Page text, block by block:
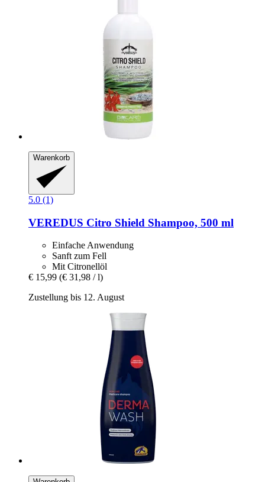
Warenkorb
5.0 (1)
VEREDUS Citro Shield Shampoo, 500 ml
Einfache Anwendung
Sanft zum Fell
Mit Citronellöl
€ 15,99 (€ 31,98 / l)
Zustellung bis 12. August